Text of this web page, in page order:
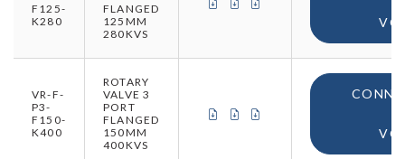
F125-
K280
FLANGED
125MM
280KVS
VR-F-
P3-
F150-
K400
ROTARY
VALVE 3
PORT
FLANGED
150MM
400KVS
CERTIFICAT DE CONFORMITÉ
CERTIFICAT DE